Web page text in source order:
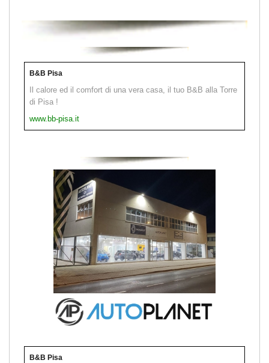
B&B Pisa
Il calore ed il comfort di una vera casa, il tuo B&B alla Torre
di Pisa !
www.bb-pisa.it
B&B Pisa